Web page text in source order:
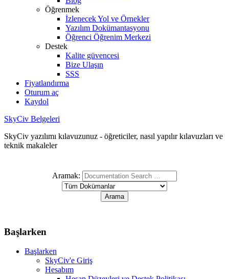
Öğrenmek
İzlenecek Yol ve Örnekler
Yazılım Dokümantasyonu
Öğrenci Öğrenim Merkezi
Destek
Kalite güvencesi
Bize Ulaşın
SSS
Fiyatlandırma
Oturum aç
Kaydol
SkyCiv Belgeleri
SkyCiv yazılımı kılavuzunuz - öğreticiler, nasıl yapılır kılavuzları ve
teknik makaleler
Aramak:
Başlarken
Başlarken
SkyCiv'e Giriş
Hesabım